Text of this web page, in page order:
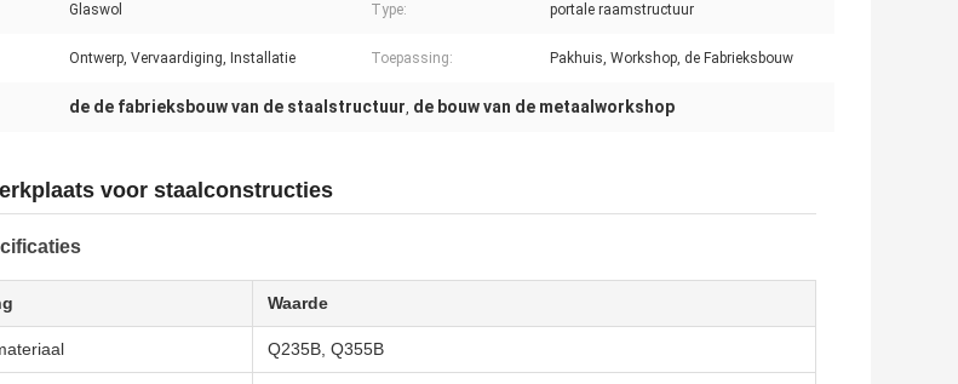
Glaswol Type: portale raamstructuur
Ontwerp, Vervaardiging, Installatie Toepassing: Pakhuis, Workshop, de Fabrieksbouw
de de fabrieksbouw van de staalstructuur, de bouw van de metaalworkshop
voor staalconstructies
Waarde
Q235B, Q355B